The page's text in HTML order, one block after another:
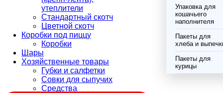
утеплители
Стандартный скотч
Цветной скотч
Коробки под пиццу
Коробки
Шары
Хозяйственные товары
Губки и салфетки
Совки для сыпучих
Средства
Упаковка для
кошачьего
наполнителя
Пакеты для
хлеба и
Пакеты для
курицы